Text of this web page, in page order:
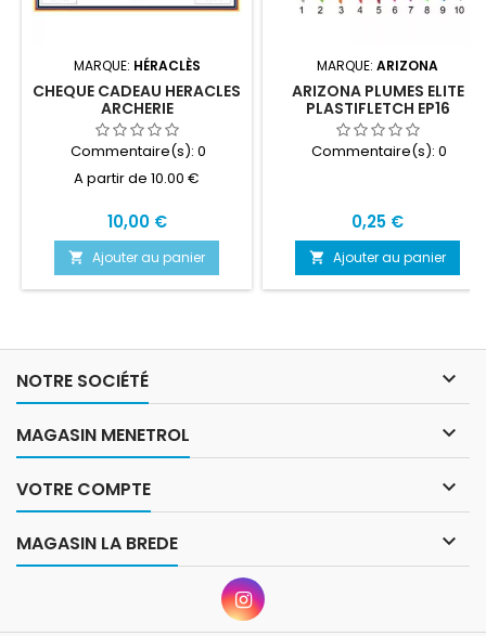
MARQUE: HÉRACLÈS
CHEQUE CADEAU HERACLES
ARCHERIE
Commentaire(s): 0
A partir de 10.00 €
Prix
10,00 €
 Ajouter au panier
MARQUE: ARIZONA
ARIZONA PLUMES ELITE
PLASTIFLETCH EP16
Commentaire(s): 0
Prix
0,25 €
 Ajouter au panier
NOTRE SOCIÉTÉ 
MAGASIN MENETROL 
VOTRE COMPTE 
MAGASIN LA BREDE 